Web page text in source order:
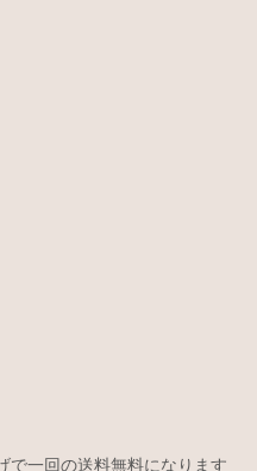
一回の送料無料になります